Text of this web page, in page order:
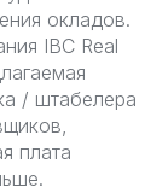
окладов.
IBC Real
/ штабелера
плата